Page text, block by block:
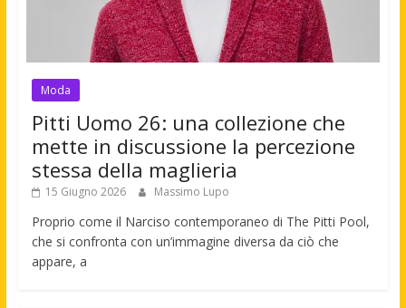
Moda
Pitti Uomo 26: una collezione che
mette in discussione la percezione
stessa della maglieria
15 Giugno 2026 Massimo Lupo
Proprio come il Narciso contemporaneo di The Pitti Pool,
che si confronta con un’immagine diversa da ciò che
appare, a